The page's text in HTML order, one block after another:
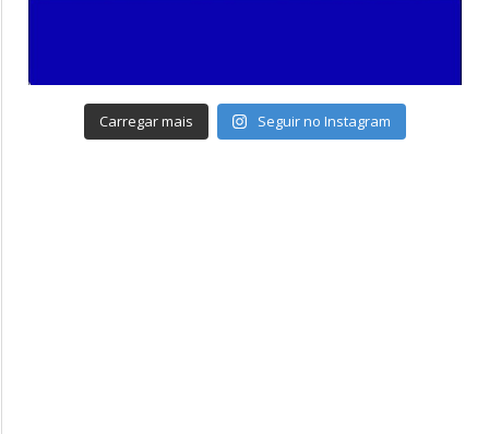
Carregar mais Seguir no Instagram